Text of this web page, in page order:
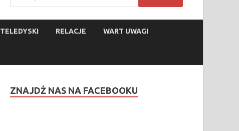
TELEDYSKI RELACJE WART UWAGI
ZNAJDŹ NAS NA FACEBOOKU